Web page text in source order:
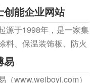
平台推广自己的游戏产
们会把节省下来的推广
直接让利给网站主让佣
，让我们获得更稳定长
告宣传。我们做到：周
量 零税金 零手续费
创能企业网站
源于1998年，是一家集
料、保温装饰板、防火
材料研发、制造服务于
高新技术企业。公司是
易
（www.weiboyi.com）